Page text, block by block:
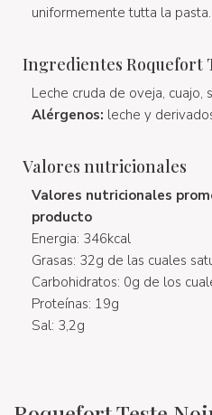
uniformemente tutta la pasta.
Ingredientes Roquefort
Leche cruda de oveja, cuajo,
Alérgenos: leche y
Valores nutricionales
Valores nutricionales
producto
Energia: 346kcal
Grasas: 32g de las cuales
Carbohidratos: 0g de los
Proteínas: 19g
Sal: 3,2g